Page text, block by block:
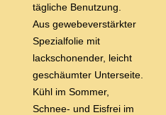
tägliche Benutzung.
Aus gewebeverstärkter
Spezialfolie mit
lackschonender, leicht
geschäumter Unterseite.
Kühl im Sommer,
Schnee- und Eisfrei im